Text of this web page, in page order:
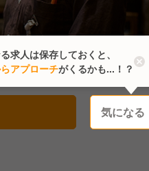
気になる
気になる
求人は保存しておくと、
アプローチがくるかも...！？